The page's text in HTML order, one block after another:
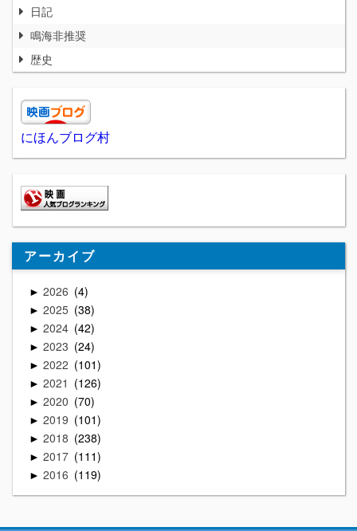
日記
鳴海非推奨
歴史
にほんブログ村
アーカイブ
► 2026 4
► 2025 38
► 2024 42
► 2023 24
► 2022 101
► 2021 126
► 2020 70
► 2019 101
► 2018 238
► 2017 111
► 2016 119